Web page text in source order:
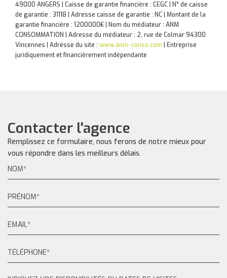
49000 ANGERS | Caisse de garantie financière : CEGC | N° de caisse
de garantie : 31118 | Adresse caisse de garantie : NC | Montant de la
garantie financière : 1200000€ | Nom du médiateur : ANM
CONSOMMATION | Adresse du médiateur : 2, rue de Colmar 94300
Vincennes | Adresse du site : www.anm-conso.com
Entreprise
juridiquement et financièrement indépendante
Contacter l'agence
Remplissez ce formulaire, nous ferons de notre mieux pour
vous répondre dans les meilleurs délais.